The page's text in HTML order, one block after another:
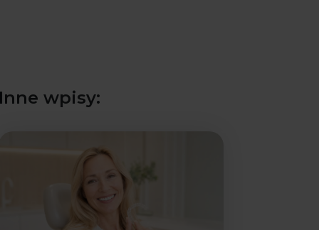
Inne wpisy: